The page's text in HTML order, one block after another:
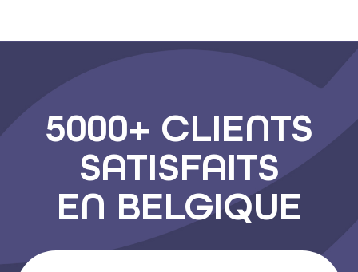
5000+ CLIENTS
SATISFAITS
EN BELGIQUE